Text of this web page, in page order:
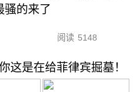
骚的来了
阅读 5148
这是在给菲律宾掘墓！